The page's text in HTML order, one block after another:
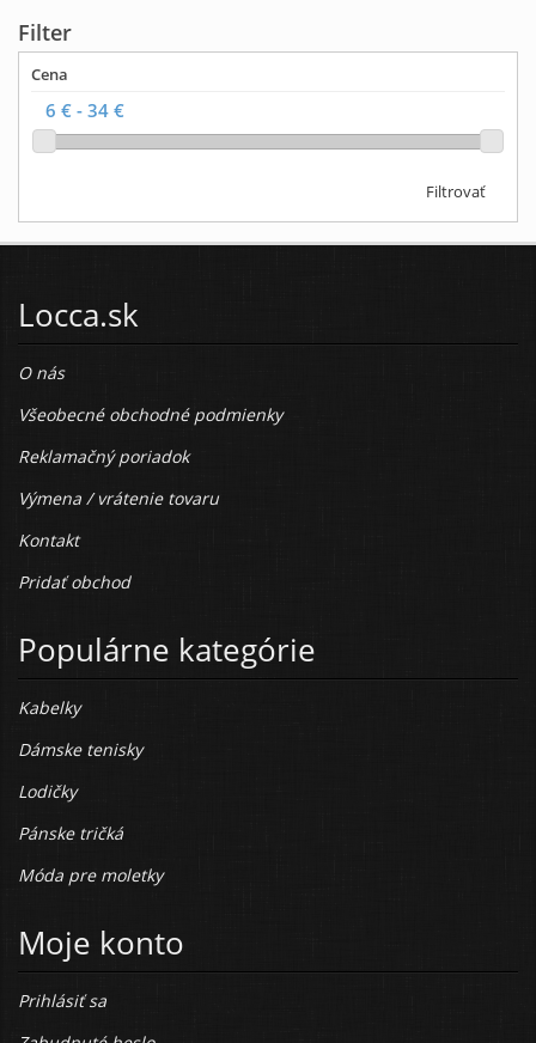
Filter
Cena
Filtrovať
Locca.sk
O nás
Všeobecné obchodné podmienky
Reklamačný poriadok
Výmena / vrátenie tovaru
Kontakt
Pridať obchod
Populárne kategórie
Kabelky
Dámske tenisky
Lodičky
Pánske tričká
Móda pre moletky
Moje konto
Prihlásiť sa